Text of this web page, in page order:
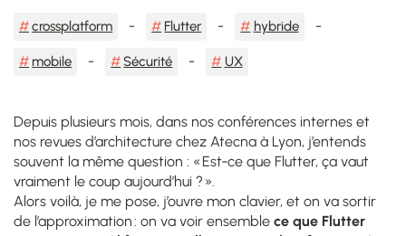
crossplatform Flutter hybride
mobile Sécurité UX
Depuis plusieurs mois, dans nos conférences internes et
nos revues d’architecture chez Atecna à Lyon, j’entends
souvent la même question : « Est‑ce que Flutter, ça vaut
vraiment le coup aujourd’hui ? ».
Alors voilà, je me pose, j’ouvre mon clavier, et on va sortir
de l’approximation : on va voir ensemble ce que Flutter